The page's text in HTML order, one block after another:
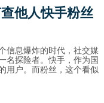
他人快手粉丝
信息爆炸的时代，社交媒
名探险者。快手，作为国
用户。而粉丝，这个看似